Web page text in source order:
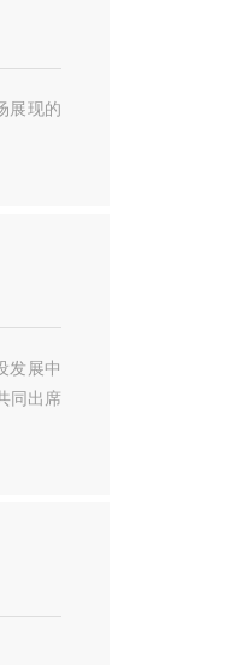
展现的
发展中
同出席